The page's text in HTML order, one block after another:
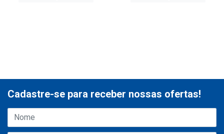
Cadastre-se para receber nossas ofertas!